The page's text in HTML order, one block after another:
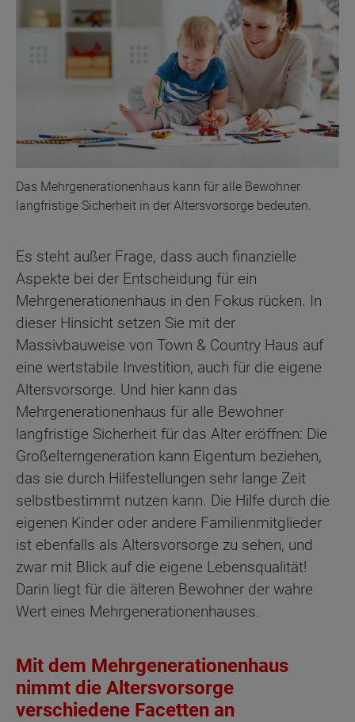
Das Mehrgenerationenhaus kann für alle Bewohner
langfristige Sicherheit in der Altersvorsorge bedeuten.
Es steht außer Frage, dass auch finanzielle
Aspekte bei der Entscheidung für ein
Mehrgenerationenhaus in den Fokus rücken. In
dieser Hinsicht setzen Sie mit der
Massivbauweise von Town & Country Haus auf
eine wertstabile Investition, auch für die eigene
Altersvorsorge. Und hier kann das
Mehrgenerationenhaus für alle Bewohner
langfristige Sicherheit für das Alter eröffnen: Die
Großelterngeneration kann Eigentum beziehen,
das sie durch Hilfestellungen sehr lange Zeit
selbstbestimmt nutzen kann. Die Hilfe durch die
eigenen Kinder oder andere Familienmitglieder
ist ebenfalls als Altersvorsorge zu sehen, und
zwar mit Blick auf die eigene Lebensqualität!
Darin liegt für die älteren Bewohner der wahre
Wert eines Mehrgenerationenhauses.
Mit dem Mehrgenerationenhaus
nimmt die Altersvorsorge
verschiedene Facetten an